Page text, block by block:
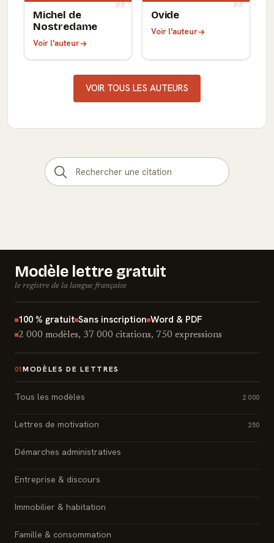
Michel de
Nostredame
Voir l'auteur
Ovide
Voir l'auteur
VOIR TOUS LES AUTEURS
Modèle lettre gratuit
le registre de la langue française
100 % gratuit Sans inscription Word & PDF
2 000 modèles, 37 000 citations, 750 expressions
01 MODÈLES DE LETTRES
Tous les modèles 2 000
Lettres de motivation 250
Démarches administratives
Entreprise & discours
Immobilier & habitation
Famille & consommation